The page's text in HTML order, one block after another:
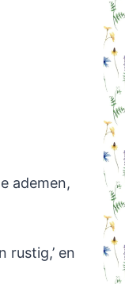
ademen,
rustig,’ en